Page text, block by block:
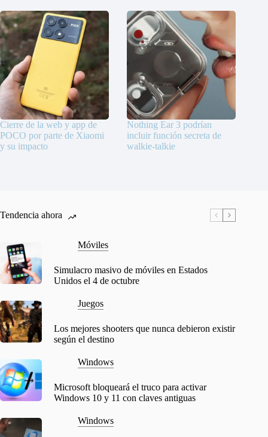
Cierre de la web y app de
POCO por parte de Xiaomi
y su impacto
Nothing Ear 3 podrían
incluir función secreta de
walkie-talkie
Tendencia ahora
Móviles
Simulacro masivo de móviles en Estados
Unidos el 4 de octubre
Juegos
Los mejores shooters que nunca debieron existir
según el destino
Windows
Microsoft bloqueará el truco para activar
Windows 10 y 11 con claves antiguas
Windows